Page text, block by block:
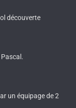
découverte
Pascal.
un équipage de 2